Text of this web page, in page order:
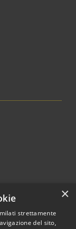
×
strettamente
del sito,